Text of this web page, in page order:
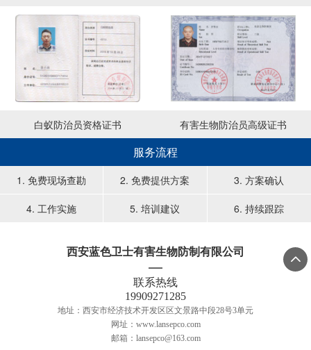
白蚁防治员资格证书 有害生物防治员高级证书
服务流程
1. 免费现场查勘 2. 免费提供方案 3. 方案确认
4. 工作实施 5. 培训建议 6. 持续跟踪
西安蓝色卫士有害生物防制有限公司
联系热线
19909271285
地址：西安市经济技术开发区区文景路中段28号3单元
网址：www.lansepco.com
邮箱：lansepco@163.com
